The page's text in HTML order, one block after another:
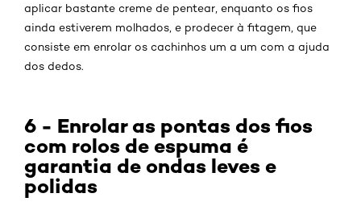
aplicar bastante creme de pentear, enquanto os fios
ainda estiverem molhados, e prodecer à fitagem, que
consiste em enrolar os cachinhos um a um com a ajuda
dos dedos.
6 - Enrolar as pontas dos fios
com rolos de espuma é
garantia de ondas leves e
polidas